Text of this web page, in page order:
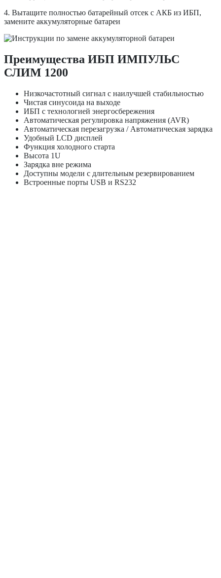
4. Вытащите полностью батарейный отсек с АКБ из ИБП,
замените аккумуляторные батареи
Преимущества ИБП ИМПУЛЬС
СЛИМ 1200
Низкочастотный сигнал с наилучшей стабильностью
Чистая синусоида на выходе
ИБП с технологией энергосбережения
Автоматическая регулировка напряжения (AVR)
Автоматическая перезагрузка / Автоматическая зарядка
Удобный LCD дисплей
Функция холодного старта
Высота 1U
Зарядка вне режима
Доступны модели с длительным резервированием
Встроенные порты USB и RS232